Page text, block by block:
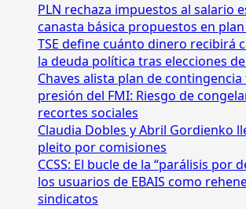
PLN rechaza impuestos al salario
canasta básica propuestos en
TSE define cuánto dinero recibirá
la deuda política tras elecciones
Chaves alista plan de
presión del FMI: Riesgo de
recortes sociales
Claudia Dobles y Abril Gordienko
pleito por comisiones
CCSS: El bucle de la “parálisis por
los usuarios de EBAIS como
sindicatos